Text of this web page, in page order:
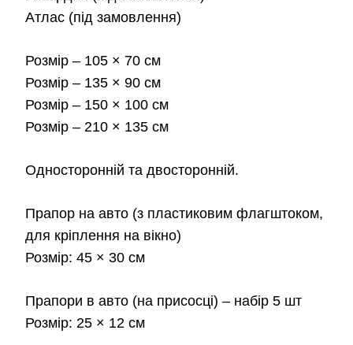
Атлас (під замовлення)
Розмір – 105 × 70 см
Розмір – 135 × 90 см
Розмір – 150 × 100 см
Розмір – 210 × 135 см
Односторонній та двосторонній.
Прапор на авто (з пластиковим флагштоком,
для кріплення на вікно)
Розмір: 45 × 30 см
Прапори в авто (на присосці) – набір 5 шт
Розмір: 25 × 12 см